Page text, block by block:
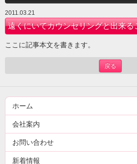
2011.03.21
遠くにいてカウンセリングと出来る
ここに記事本文を書きます。
戻る
ホーム
会社案内
お問い合わせ
新着情報